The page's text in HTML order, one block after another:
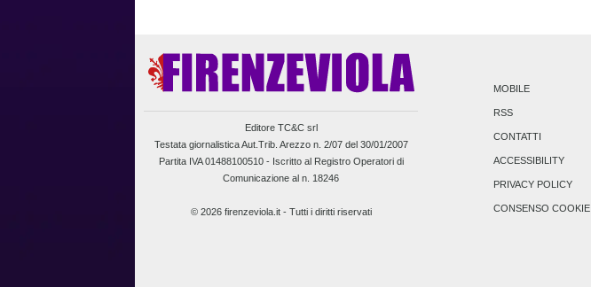
Editore TC&C srl
Testata giornalistica Aut.Trib. Arezzo n. 2/07 del 30/01/2007
Partita IVA 01488100510 - Iscritto al Registro Operatori di
Comunicazione al n. 18246
© 2026 firenzeviola.it - Tutti i diritti riservati
MOBILE
RSS
CONTATTI
ACCESSIBILITY
PRIVACY POLICY
CONSENSO COOKIE